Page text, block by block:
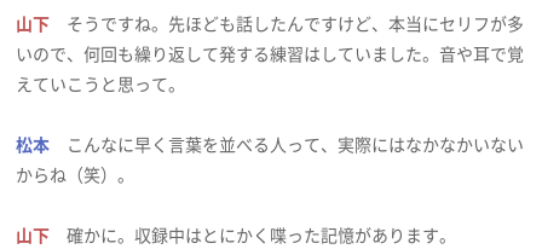
山下 そうですね。先ほども話したんですけど、本当にセリフが多
いので、何回も繰り返して発する練習はしていました。音や耳で覚
えていこうと思って。
松本 こんなに早く言葉を並べる人って、実際にはなかなかいない
からね（笑）。
山下 確かに。収録中はとにかく喋った記憶があります。